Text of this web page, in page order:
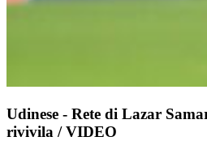
Udinese - Rete di Lazar
rivivila / VIDEO